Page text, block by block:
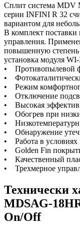
Сплит система
серии INFINI R 32
вариантом для
В комплект поставки
управления.
повышенную степень
установка модуля
• Противопылевой
•
• Режим
• Отключение
• Высокая
• Обогрев при
•
• Обнаружение
• Работа в условиях
• Golden Fin
• Качественный
• Трехмерное
Технически
MDSAG-
On/Off